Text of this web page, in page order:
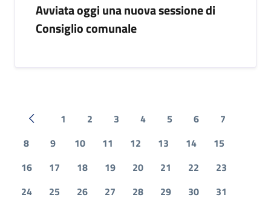
Avviata oggi una nuova sessione di
Consiglio comunale
Pagina precedente
1 2 3 4 5 6
7
8
9 10 11 12 13 14
15
16
17 18 19 20 21 22
23
24
25 26 27 28 29 30
31